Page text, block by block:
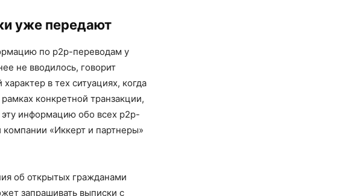
уже передают
по p2p-переводам у
не вводилось, говорит
в тех ситуациях, когда
конкретной транзакции,
информацию обо всех p2p-
«Иккерт и партнеры»
об открытых гражданами
запрашивать выписки с